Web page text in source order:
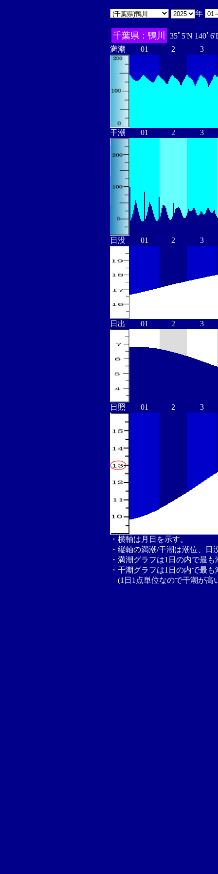
年
千葉県：鴨川
35ﾟ5'N 140ﾟ
満潮
01 2 3
干潮 01 2 3
日没 01 2 3
日出 01 2 3
日照 01 2 3
・横軸は月日を示す。
・縦軸の満潮/干潮は潮位、
・満潮グラフは1日の内で最
・干潮グラフは1日の内で最
(1日1点単位なので干潮が高